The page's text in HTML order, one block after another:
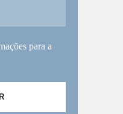
para a